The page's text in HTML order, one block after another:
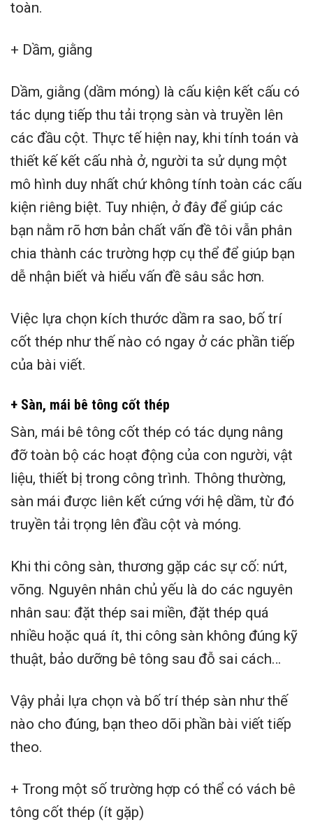
toàn.
+ Dầm, giằng
Dầm, giằng (dầm móng) là cấu kiện kết cấu có
tác dụng tiếp thu tải trọng sàn và truyền lên
các đầu cột. Thực tế hiện nay, khi tính toán và
thiết kế kết cấu nhà ở, người ta sử dụng một
mô hình duy nhất chứ không tính toàn các cấu
kiện riêng biệt. Tuy nhiện, ở đây để giúp các
bạn nằm rõ hơn bản chất vấn đề tôi vẫn phân
chia thành các trường hợp cụ thể để giúp bạn
dễ nhận biết và hiểu vấn đề sâu sắc hơn.
Việc lựa chọn kích thước dầm ra sao, bố trí
cốt thép như thế nào có ngay ở các phần tiếp
của bài viết.
+ Sàn, mái bê tông cốt thép
Sàn, mái bê tông cốt thép có tác dụng nâng
đỡ toàn bộ các hoạt động của con người, vật
liệu, thiết bị trong công trình. Thông thường,
sàn mái được liên kết cứng với hệ dầm, từ đó
truyền tải trọng lên đầu cột và móng.
Khi thi công sàn, thương gặp các sự cố: nứt,
võng. Nguyên nhân chủ yếu là do các nguyên
nhân sau: đặt thép sai miền, đặt thép quá
nhiều hoặc quá ít, thi công sàn không đúng kỹ
thuật, bảo dưỡng bê tông sau đỗ sai cách…
Vậy phải lựa chọn và bố trí thép sàn như thế
nào cho đúng, bạn theo dõi phần bài viết tiếp
theo.
+ Trong một số trường hợp có thể có vách bê
tông cốt thép (ít gặp)